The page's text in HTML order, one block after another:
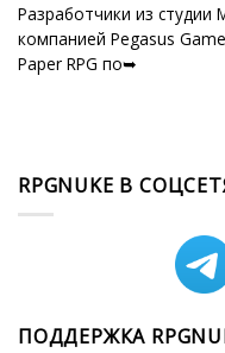
Разработчики из студии
компанией Pegasus
Paper RPG по➥
RPGNUKE В
ПОДДЕРЖКА